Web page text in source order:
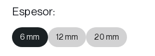
Espesor:
6 mm 12 mm 20 mm